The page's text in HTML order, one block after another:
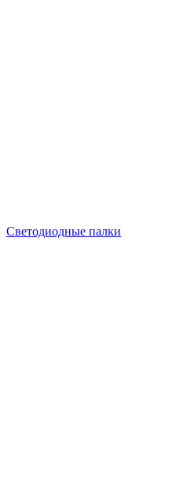
Светодиодные палки